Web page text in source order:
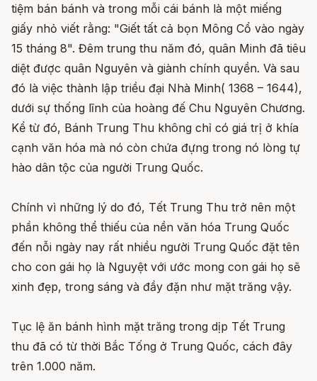
tiệm bán bánh và trong mỗi cái bánh là một miếng
giấy nhỏ viết rằng: "Giết tất cả bọn Mông Cổ vào ngày
15 tháng 8". Đêm trung thu năm đó, quân Minh đã tiêu
diệt được quân Nguyên và giành chính quyền. Và sau
đó là việc thành lập triều đại Nhà Minh( 1368 – 1644),
dưới sự thống lĩnh của hoàng đế Chu Nguyên Chương.
Kể từ đó, Bánh Trung Thu không chỉ có giá trị ở khía
cạnh văn hóa mà nó còn chứa đựng trong nó lòng tự
hào dân tộc của người Trung Quốc.
Chính vì những lý do đó, Tết Trung Thu trở nên một
phần không thể thiếu của nền văn hóa Trung Quốc
đến nỗi ngày nay rất nhiều người Trung Quốc đặt tên
cho con gái họ là Nguyệt với ước mong con gái họ sẽ
xinh đẹp, trong sáng và đầy đặn như mặt trăng vậy.
Tục lệ ăn bánh hình mặt trăng trong dịp Tết Trung
thu đã có từ thời Bắc Tống ở Trung Quốc, cách đây
trên 1.000 năm.